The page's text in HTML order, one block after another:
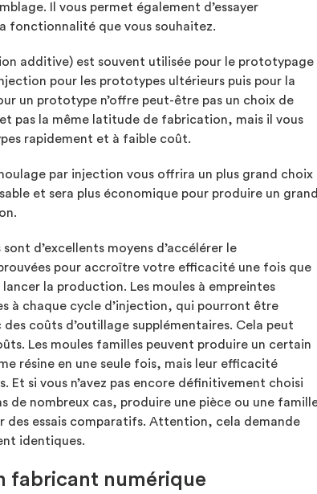
Il vous permet également d’essayer
fonctionnalité que vous souhaitez.
additive) est souvent utilisée pour le prototypage
pour les prototypes ultérieurs puis pour la
un prototype n’offre peut-être pas un choix de
pas la même latitude de fabrication, mais il vous
rapidement et à faible coût.
par injection vous offrira un plus grand choix
et sera plus économique pour produire un grand
d’excellents moyens d’accélérer le
pour accroître votre efficacité une fois que
la production. Les moules à empreintes
à chaque cycle d’injection, qui pourront être
coûts d’outillage supplémentaires. Cela peut
Les moules familles peuvent produire un certain
résine en une seule fois, mais leur efficacité
si vous n’avez pas encore définitivement choisi
de nombreux cas, produire une pièce ou une
des essais comparatifs. Attention, cela demande
identiques.
fabricant numérique